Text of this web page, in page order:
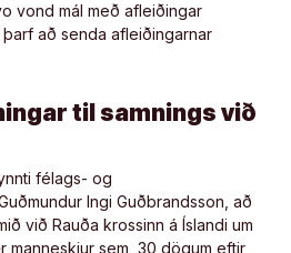
vond mál með afleiðingar
að senda afleiðingarnar
til samnings við
félags- og
Ingi Guðbrandsson, að
við Rauða krossinn á Íslandi um
sem, 30 dögum eftir